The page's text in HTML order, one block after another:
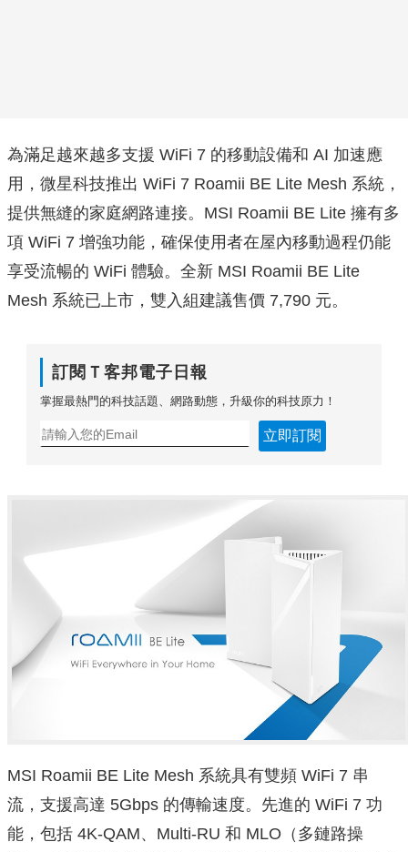
為滿足越來越多支援 WiFi 7 的移動設備和 AI 加速應
用，微星科技推出 WiFi 7 Roamii BE Lite Mesh 系統，
提供無縫的家庭網路連接。MSI Roamii BE Lite 擁有多
項 WiFi 7 增強功能，確保使用者在屋內移動過程仍能
享受流暢的 WiFi 體驗。全新 MSI Roamii BE Lite
Mesh 系統已上市，雙入組建議售價 7,790 元。
訂閱Ｔ客邦電子日報
掌握最熱門的科技話題、網路動態，升級你的科技原力！
立即訂閱
MSI Roamii BE Lite Mesh 系統具有雙頻 WiFi 7 串
流，支援高達 5Gbps 的傳輸速度。先進的 WiFi 7 功
能，包括 4K-QAM、Multi-RU 和 MLO（多鏈路操